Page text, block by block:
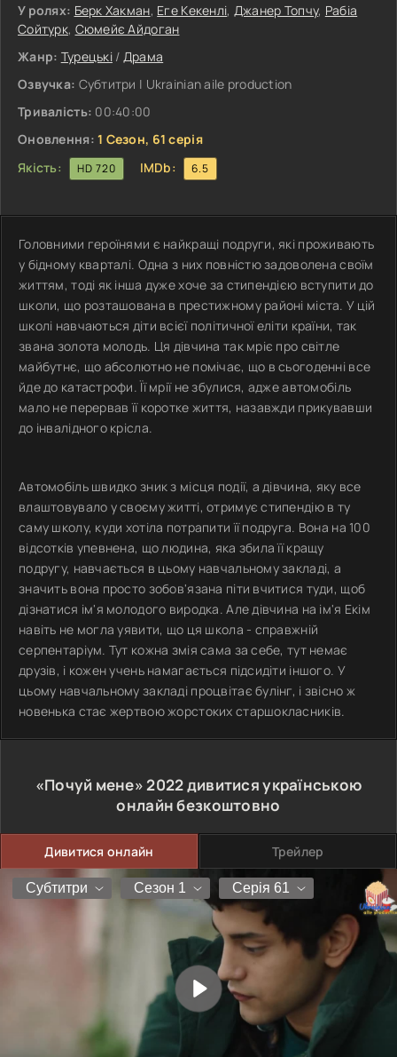
У ролях: Берк Хакман, Еге Кекенлі, Джанер Топчу, Рабіа
Сойтурк, Сюмейє Айдоган
Жанр: Турецькі/ Драма
Озвучка: Субтитри | Ukrainian aile production
Тривалість: 00:40:00
Оновлення: 1 Сезон, 61 серія
Якість:
HD 720 IMDb: 6.5
Головними героїнями є найкращі подруги, які проживають
у бідному кварталі. Одна з них повністю задоволена своїм
життям, тоді як інша дуже хоче за стипендією вступити до
школи, що розташована в престижному районі міста. У цій
школі навчаються діти всієї політичної еліти країни, так
звана золота молодь. Ця дівчина так мріє про світле
майбутнє, що абсолютно не помічає, що в сьогоденні все
йде до катастрофи. Її мрії не збулися, адже автомобіль
мало не перервав її коротке життя, назавжди прикувавши
до інвалідного крісла.
Автомобіль швидко зник з місця події, а дівчина, яку все
влаштовувало у своєму житті, отримує стипендію в ту
саму школу, куди хотіла потрапити її подруга. Вона на 100
відсотків упевнена, що людина, яка збила її кращу
подругу, навчається в цьому навчальному закладі, а
значить вона просто зобов'язана піти вчитися туди, щоб
дізнатися ім'я молодого виродка. Але дівчина на ім'я Екім
навіть не могла уявити, що ця школа - справжній
серпентаріум. Тут кожна змія сама за себе, тут немає
друзів, і кожен учень намагається підсидіти іншого. У
цьому навчальному закладі процвітає булінг, і звісно ж
новенька стає жертвою жорстоких старшокласників.
«Почуй мене»2022дивитися українською
онлайн безкоштовно
Дивитися онлайн Трейлер